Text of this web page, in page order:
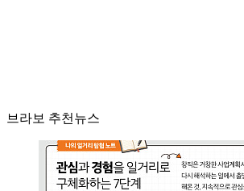
브라보 추천뉴스